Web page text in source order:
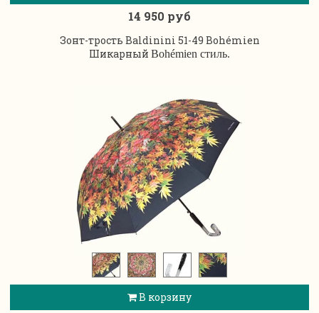
14 950 руб
Зонт-трость Baldinini 51-49 Bohémien
Шикарный Bohémien стиль.
В корзину